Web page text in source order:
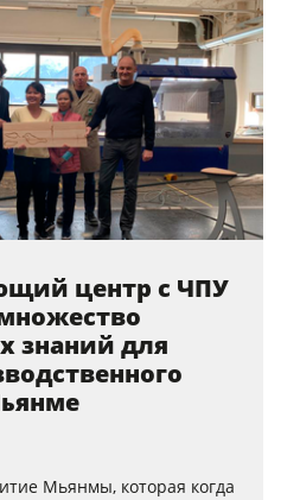
центр с ЧПУ
знаний для
Мьянмы, которая когда